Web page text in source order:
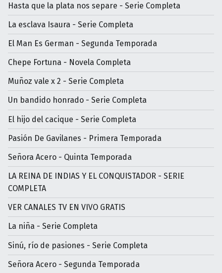
Hasta que la plata nos separe - Serie Completa
La esclava Isaura - Serie Completa
El Man Es German - Segunda Temporada
Chepe Fortuna - Novela Completa
Muñoz vale x 2 - Serie Completa
Un bandido honrado - Serie Completa
El hijo del cacique - Serie Completa
Pasión De Gavilanes - Primera Temporada
Señora Acero - Quinta Temporada
LA REINA DE INDIAS Y EL CONQUISTADOR - SERIE
COMPLETA
VER CANALES TV EN VIVO GRATIS
La niña - Serie Completa
Sinú, río de pasiones - Serie Completa
Señora Acero - Segunda Temporada